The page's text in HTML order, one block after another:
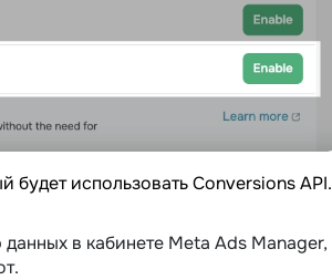
будет использовать Conversions API.
в кабинете Meta Ads Manager,